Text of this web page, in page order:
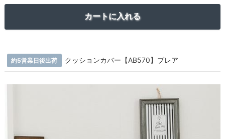
約5営業日後出荷 クッションカバー【AB570】ブレア